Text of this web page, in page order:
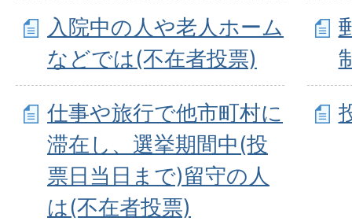
入院中の人や老人ホーム
などでは(不在者投票)
仕事や旅行で他市町村に
滞在し、選挙期間中(投
票日当日まで)留守の人
は(不在者投票)